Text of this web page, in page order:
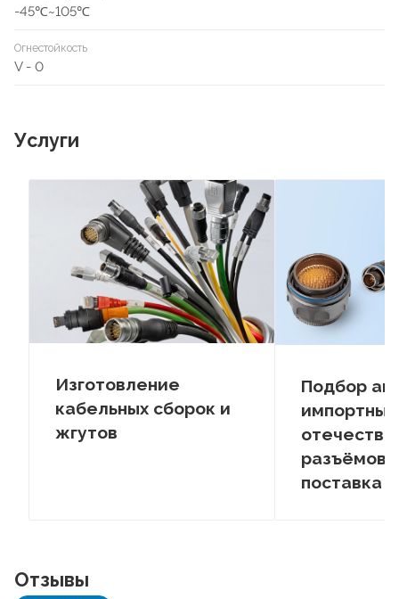
-45℃~105℃
Огнестойкость
V - 0
Услуги
Изготовление
кабельных сборок и
жгутов
Подбор
разъёмов
поставка
Отзывы